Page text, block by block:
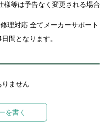
等は予告なく変更される場合
理対応 全てメーカーサポート
間となります。
りません
を書く